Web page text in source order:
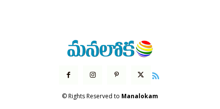
© Rights Reserved to Manalokam